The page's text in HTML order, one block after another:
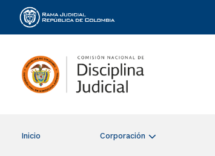
Rama Judicial
Inicio Corporación